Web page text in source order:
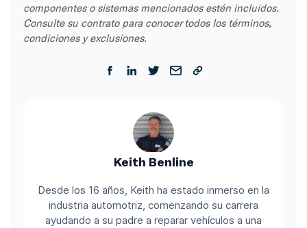
componentes o sistemas mencionados estén incluidos.
Consulte su contrato para conocer todos los términos,
condiciones y exclusiones.
Keith Benline
Desde los 16 años, Keith ha estado inmerso en la
industria automotriz, comenzando su carrera
ayudando a su padre a reparar vehículos a una